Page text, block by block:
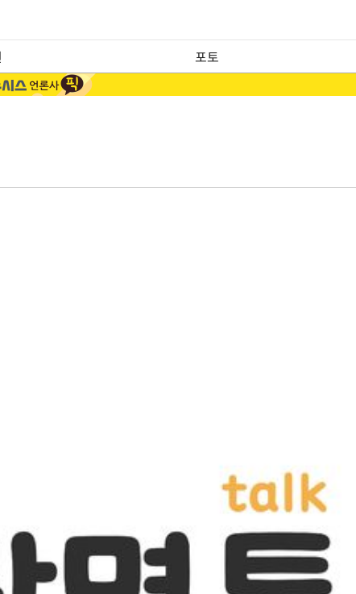
포토